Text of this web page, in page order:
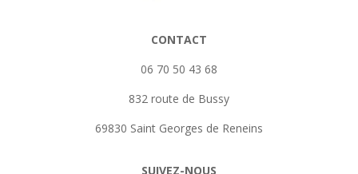
CONTACT
06 70 50 43 68
832 route de Bussy
69830 Saint Georges de Reneins
SUIVEZ-NOUS